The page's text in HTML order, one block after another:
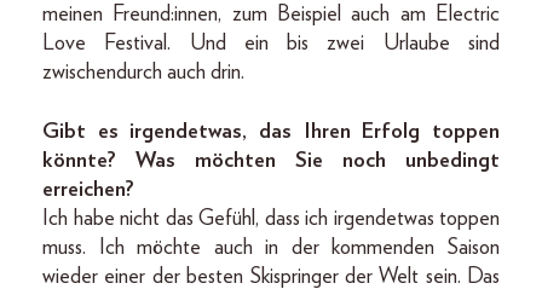
meinen Freund:innen, zum Beispiel auch am Electric
Love Festival. Und ein bis zwei Urlaube sind
zwischendurch auch drin.
Gibt es irgendetwas, das Ihren Erfolg toppen
könnte? Was möchten Sie noch unbedingt
erreichen?
Ich habe nicht das Gefühl, dass ich irgendetwas toppen
muss. Ich möchte auch in der kommenden Saison
wieder einer der besten Skispringer der Welt sein. Das